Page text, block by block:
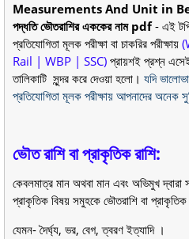
Measurements And Unit in
পদ্ধতি ভৌতরাশির এককের নাম pdf- এই
প্রতিযোগিতা মূলক পরীক্ষা বা চাকরির পরীক্ষায়
Rail | WBP | SSC) প্রায়শই প্রশ্ন
তালিকাটি সুন্দর করে দেওয়া হলো। যদি
প্রতিযোগিতা মূলক পরীক্ষায় আপনাদের অনেক
ভৌত রাশি বা প্রাকৃতিক রাশি:
কেবলমাত্র মান অথবা মান এবং অভিমুখ দ্বারা
প্রাকৃতিক বিষয় সমুহকে ভৌতরাশি বা প্রাকৃতিক
যেমন- দৈর্ঘ্য, ভর, বেগ, ত্বরণ ইত্যাদি ।